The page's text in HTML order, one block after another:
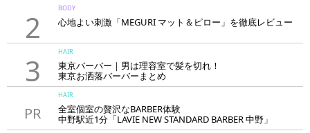
2
BODY
心地よい刺激「MEGURI マット＆ピロー」を徹底レビュー
3
HAIR
東京バーバー｜男は理容室で髪を切れ！
東京お洒落バーバーまとめ
PR
HAIR
全室個室の贅沢なBARBER体験
中野駅近1分「LAVIE NEW STANDARD BARBER 中野」